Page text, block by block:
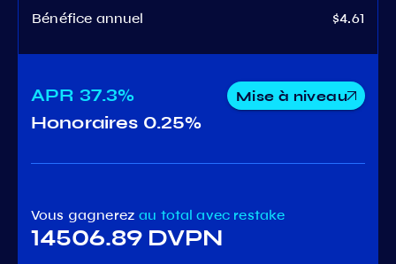
Bénéfice annuel
$4.61
APR 37.3% Mise à niveau
Honoraires 0.25%
Vous gagnerez au total avec restake
14506.89 DVPN